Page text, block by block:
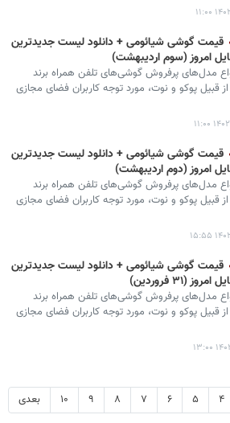
۱۱:۰۰
قیمت گوشی‌ شیائومی + دانلود لیست جدیدترین
امروز (سوم اردیبهشت)
مدل‌های پرفروش گوشی‌های تلفن همراه برند
قبیل پوکو و نوت، مورد توجه کاربران فضای مجازی
۱۱:۰۰
قیمت گوشی‌ شیائومی + دانلود لیست جدیدترین
امروز (دوم اردیبهشت)
مدل‌های پرفروش گوشی‌های تلفن همراه برند
قبیل پوکو و نوت، مورد توجه کاربران فضای مجازی
۱۵:۵۵
قیمت گوشی‌ شیائومی + دانلود لیست جدیدترین
(۳۱ فروردین)
مدل‌های پرفروش گوشی‌های تلفن همراه برند
قبیل پوکو و نوت، مورد توجه کاربران فضای مجازی
۴ ۵ ۶ ۷ ۸ ۹ ۱۰ بعدی